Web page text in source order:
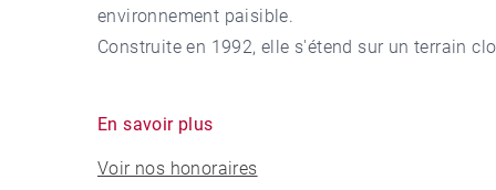
environnement paisible.
Construite en 1992, elle s'étend sur un terrain
avec une cuisine ouverte, ainsi qu'un
lingerie.
En savoir plus
Voir nos honoraires